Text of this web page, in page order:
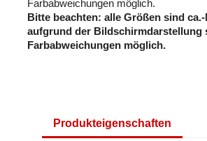
Bitte beachten: alle Größen sind
aufgrund der Bildschirmdarstellung
Farbabweichungen möglich.
Produkteigenschaften